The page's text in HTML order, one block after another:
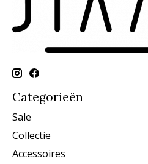
Categorieën
Sale
Collectie
Accessoires